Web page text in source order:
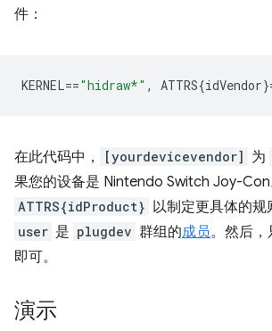
件：
KERNEL=="hidraw*" , ATTRS{idVendor}
在此代码中， [yourdevicevendor] 为
果您的设备是 Nintendo Switch Joy-
ATTRS{idProduct} 以制定更具体的规
user 是 plugdev 群组的成员。然后，
即可。
演示